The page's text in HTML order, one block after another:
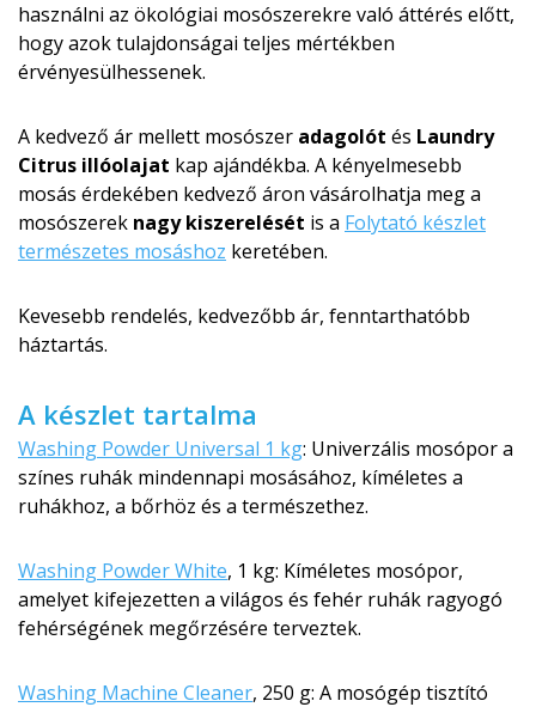
használni az ökológiai mosószerekre való áttérés előtt,
hogy azok tulajdonságai teljes mértékben
érvényesülhessenek.
A kedvező ár mellett mosószer adagolót és Laundry
Citrus illóolajat kap ajándékba. A kényelmesebb
mosás érdekében kedvező áron vásárolhatja meg a
mosószerek nagy kiszerelését is a Folytató készlet
természetes mosáshoz keretében.
Kevesebb rendelés, kedvezőbb ár, fenntarthatóbb
háztartás.
A készlet tartalma
Washing Powder Universal 1 kg: Univerzális mosópor a
színes ruhák mindennapi mosásához, kíméletes a
ruhákhoz, a bőrhöz és a természethez.
Washing Powder White, 1 kg: Kíméletes mosópor,
amelyet kifejezetten a világos és fehér ruhák ragyogó
fehérségének megőrzésére terveztek.
Washing Machine Cleaner, 250 g: A mosógép tisztító